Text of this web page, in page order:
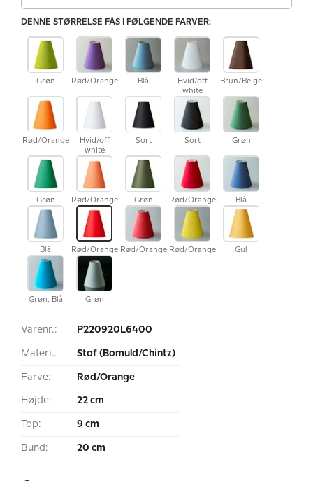
Varenr.: P220920L6400
Materiale: Stof (Bomuld/Chintz)
Farve: Rød/Orange
Højde: 22 cm
Top: 9 cm
Bund: 20 cm
DENNE STØRRELSE FÅS I FØLGENDE FARVER:
Grøn Rød/Orange Blå
Hvid/off
white
Brun/Beige
Rød/Orange
Hvid/off
white
Sort Sort Grøn
Grøn Rød/Orange Grøn Rød/Orange Blå
Blå Rød/Orange Rød/Orange Rød/Orange Gul
Grøn, Blå Grøn